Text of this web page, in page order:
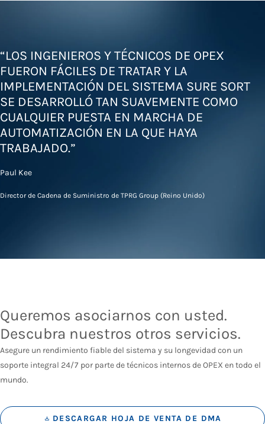
“LOS INGENIEROS Y TÉCNICOS DE OPEX
FUERON FÁCILES DE TRATAR Y LA
IMPLEMENTACIÓN DEL SISTEMA SURE SORT
SE DESARROLLÓ TAN SUAVEMENTE COMO
CUALQUIER PUESTA EN MARCHA DE
AUTOMATIZACIÓN EN LA QUE HAYA
TRABAJADO.”
Paul Kee
Director de Cadena de Suministro de TPRG Group (Reino Unido)
Queremos asociarnos con usted.
Descubra nuestros otros servicios.
Asegure un rendimiento fiable del sistema y su longevidad con un
soporte integral 24/7 por parte de técnicos internos de OPEX en todo el
mundo.
DESCARGAR HOJA DE VENTA DE DMA